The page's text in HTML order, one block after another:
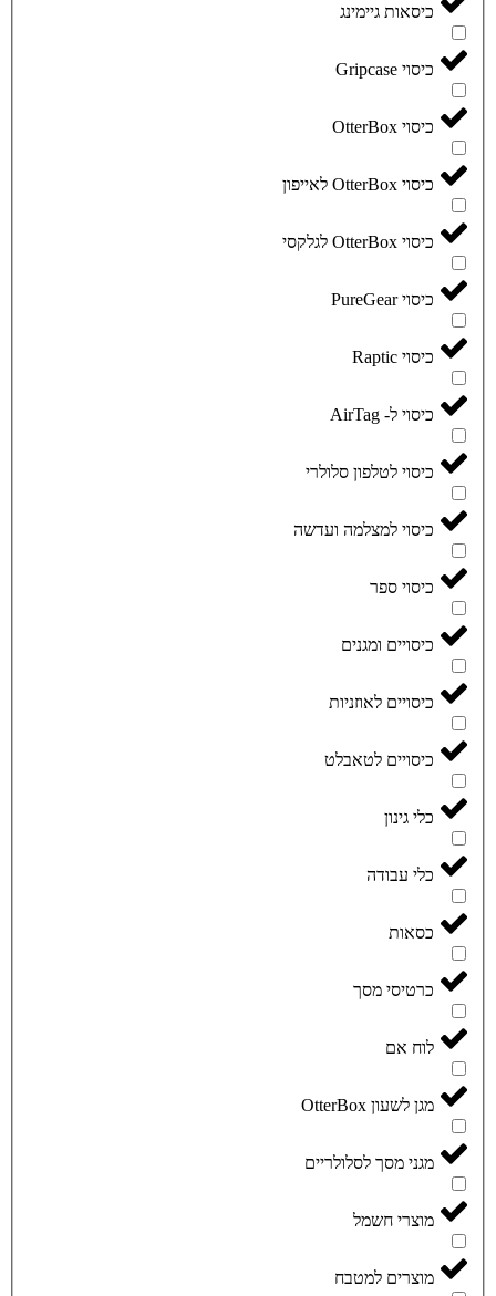
כיסאות גיימינג
כיסוי Gripcase
כיסוי OtterBox
כיסוי OtterBox לאייפון
כיסוי OtterBox לגלקסי
כיסוי PureGear
כיסוי Raptic
כיסוי ל- AirTag
כיסוי לטלפון סלולרי
כיסוי למצלמה ועדשה
כיסוי ספר
כיסויים ומגנים
כיסויים לאוזניות
כיסויים לטאבלט
כלי גינון
כלי עבודה
כסאות
כרטיסי מסך
לוח אם
מגן לשעון OtterBox
מגני מסך לסלולריים
מוצרי חשמל
מוצרים למטבח